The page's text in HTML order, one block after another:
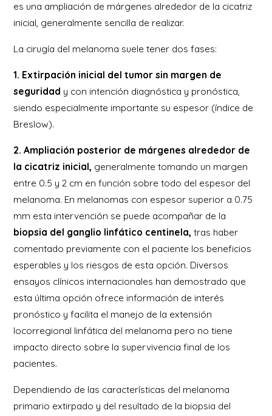
es una ampliación de márgenes alrededor de la cicatriz
inicial, generalmente sencilla de realizar.
La cirugía del melanoma suele tener dos fases:
1. Extirpación inicial del tumor sin margen de
seguridad y con intención diagnóstica y pronóstica,
siendo especialmente importante su espesor (índice de
Breslow).
2. Ampliación posterior de márgenes alrededor de
la cicatriz inicial, generalmente tomando un margen
entre 0.5 y 2 cm en función sobre todo del espesor del
melanoma. En melanomas con espesor superior a 0.75
mm esta intervención se puede acompañar de la
biopsia del ganglio linfático centinela, tras haber
comentado previamente con el paciente los beneficios
esperables y los riesgos de esta opción. Diversos
ensayos clínicos internacionales han demostrado que
esta última opción ofrece información de interés
pronóstico y facilita el manejo de la extensión
locorregional linfática del melanoma pero no tiene
impacto directo sobre la supervivencia final de los
pacientes.
Dependiendo de las características del melanoma
primario extirpado y del resultado de la biopsia del